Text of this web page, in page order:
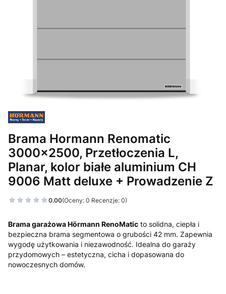
Brama Hormann Renomatic
3000x2500, Przetłoczenia L,
Planar, kolor białe aluminium CH
9006 Matt deluxe + Prowadzenie Z
0.00(Oceny: 0 Recenzje: 0)
Brama garażowa Hörmann RenoMatic to solidna, ciepła i
bezpieczna brama segmentowa o grubości 42 mm. Zapewnia
wygodę użytkowania i niezawodność. Idealna do garaży
przydomowych – estetyczna, cicha i dopasowana do
nowoczesnych domów.